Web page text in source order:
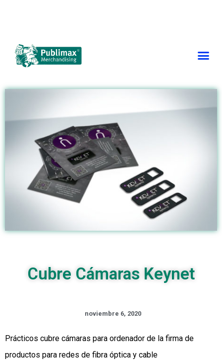
Cubre Cámaras Keynet
noviembre 6, 2020
Prácticos cubre cámaras para ordenador de la firma de
productos para redes de fibra óptica y cable